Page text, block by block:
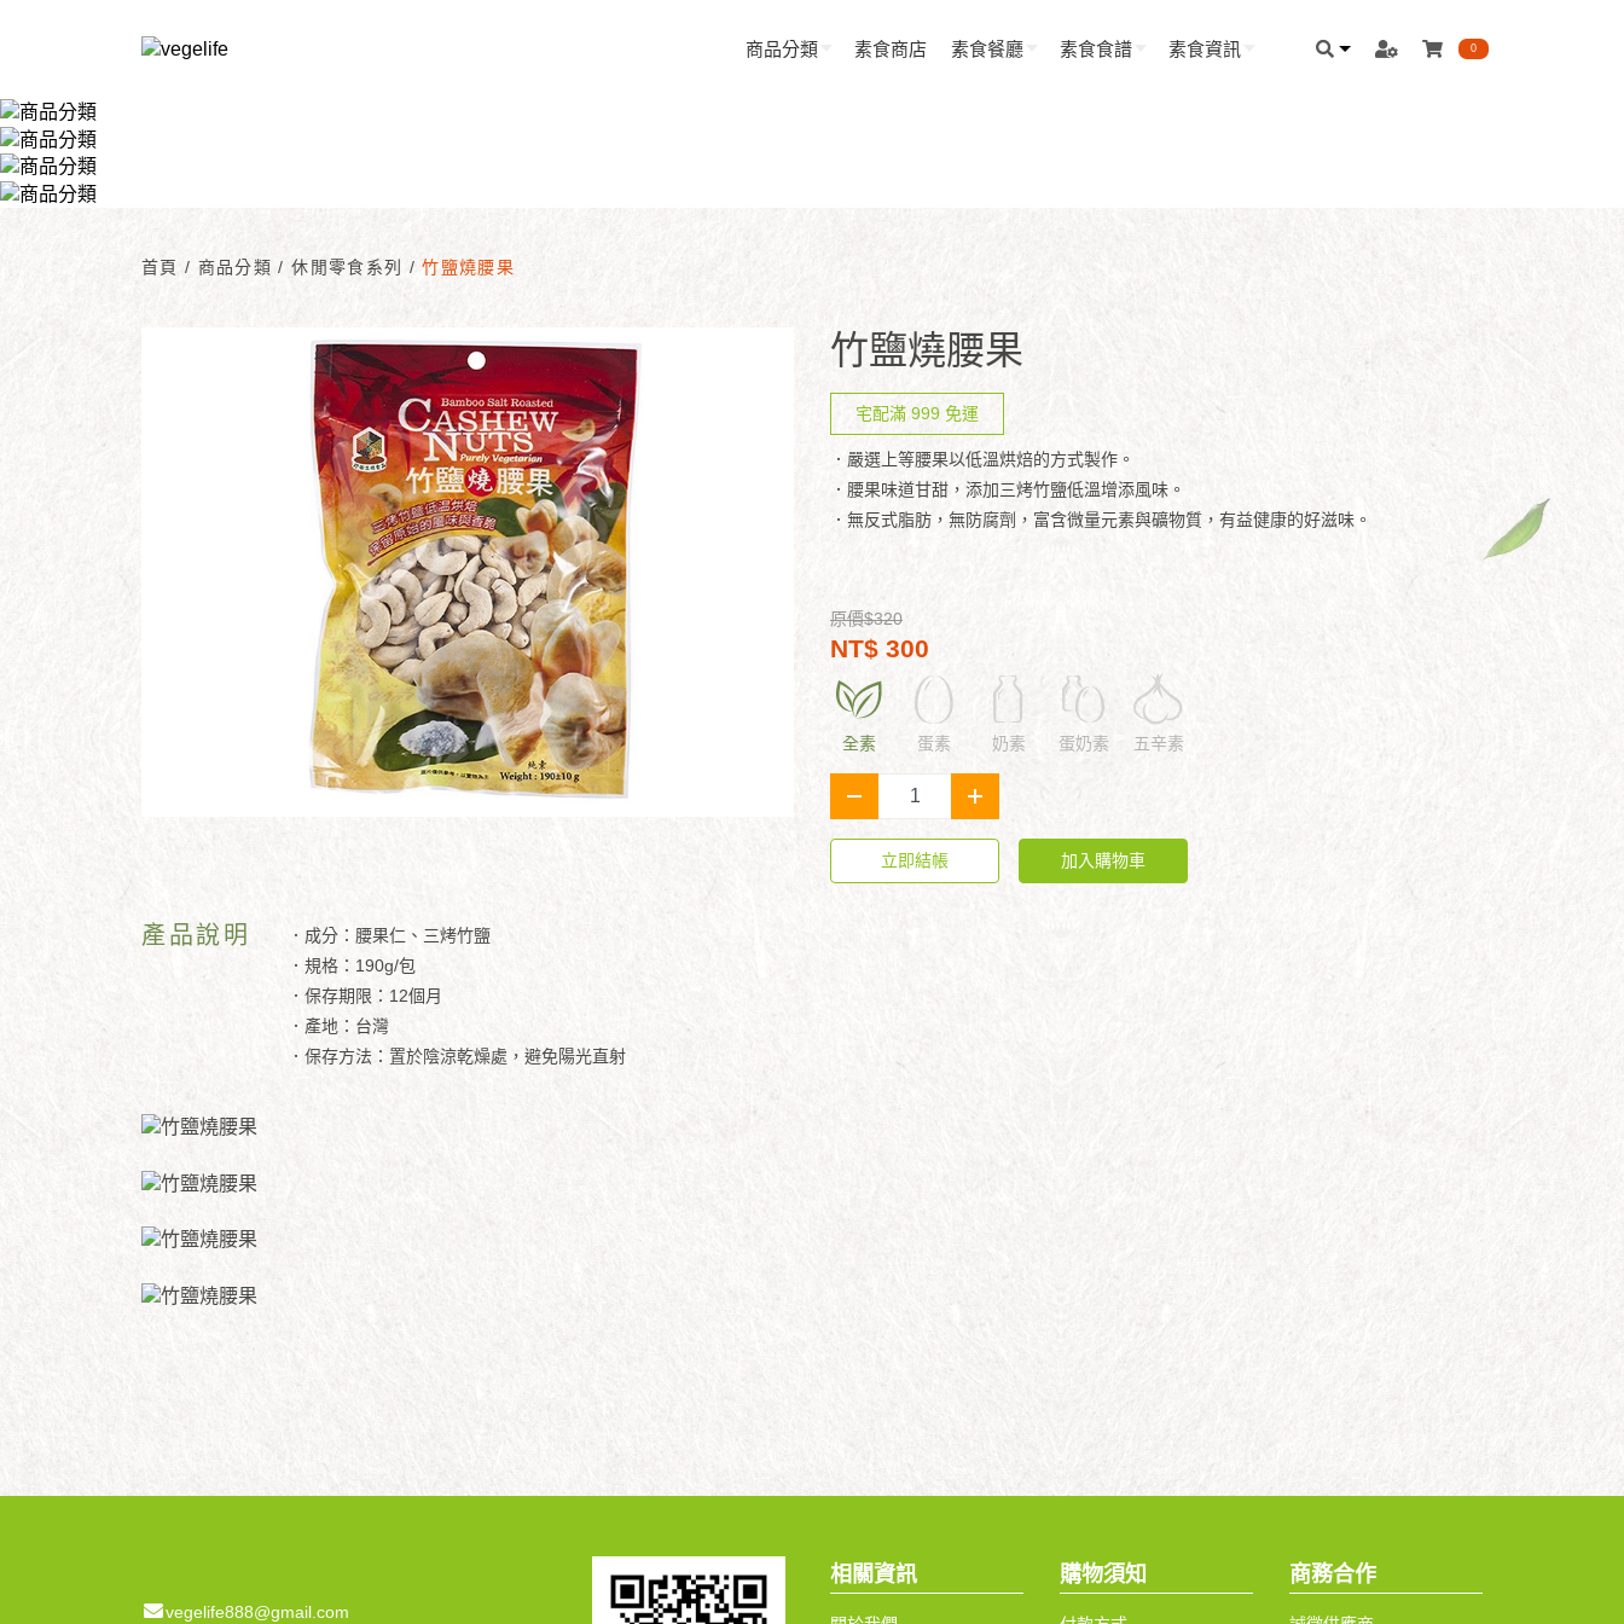
商品分類 素食商店 素食餐廳 素食食譜 素食資訊 0
首頁/ 商品分類/ 休閒零食系列 / 竹鹽燒腰果
竹鹽燒腰果
宅配滿 999 免運
．嚴選上等腰果以低溫烘焙的方式製作。
．腰果味道甘甜，添加三烤竹鹽低溫增添風味。
．無反式脂肪，無防腐劑，富含微量元素與礦物質，有益健康的好滋味。
原價$320
NT$ 300
全素 蛋素 奶素 蛋奶素 五辛素
- +
立即結帳 加入購物車
產品說明
．成分：腰果仁、三烤竹鹽
．規格：190g/包
．保存期限：12個月
．產地：台灣
．保存方法：置於陰涼乾燥處，避免陽光直射
vegelife888@gmail.com
相關資訊 購物須知 商務合作